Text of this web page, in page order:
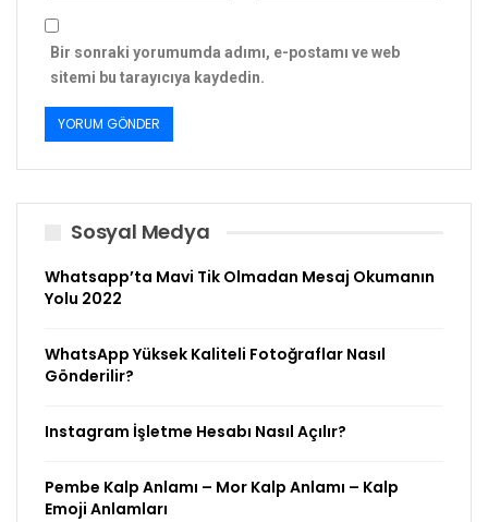
Bir sonraki yorumumda adımı, e-postamı ve web
sitemi bu tarayıcıya kaydedin.
Sosyal Medya
Whatsapp’ta Mavi Tik Olmadan Mesaj Okumanın
Yolu 2022
WhatsApp Yüksek Kaliteli Fotoğraflar Nasıl
Gönderilir?
Instagram İşletme Hesabı Nasıl Açılır?
Pembe Kalp Anlamı – Mor Kalp Anlamı – Kalp
Emoji Anlamları